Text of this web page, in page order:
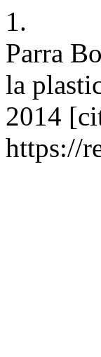
1.
Parra
la
2014
https://